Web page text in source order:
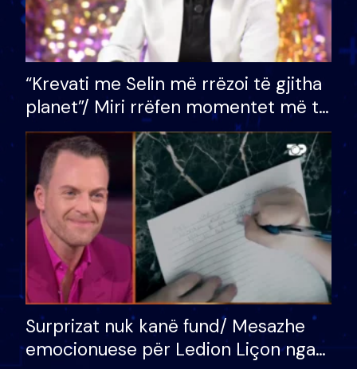
“Krevati me Selin më rrëzoi të gjitha
planet”/ Miri rrëfen momentet më të
bukura në shtëpinë e BB VIP: Do më
mungojë zilja e mëngjesit kur…
Surprizat nuk kanë fund/ Mesazhe
emocionuese për Ledion Liçon nga